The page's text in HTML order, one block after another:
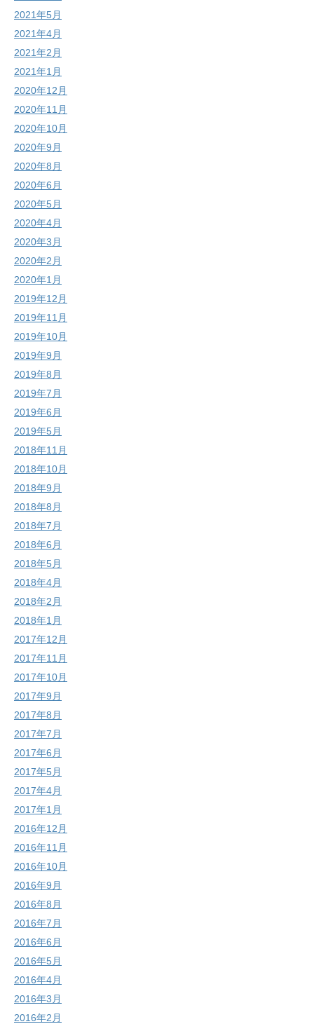
2021年5月
2021年4月
2021年2月
2021年1月
2020年12月
2020年11月
2020年10月
2020年9月
2020年8月
2020年6月
2020年5月
2020年4月
2020年3月
2020年2月
2020年1月
2019年12月
2019年11月
2019年10月
2019年9月
2019年8月
2019年7月
2019年6月
2019年5月
2018年11月
2018年10月
2018年9月
2018年8月
2018年7月
2018年6月
2018年5月
2018年4月
2018年2月
2018年1月
2017年12月
2017年11月
2017年10月
2017年9月
2017年8月
2017年7月
2017年6月
2017年5月
2017年4月
2017年1月
2016年12月
2016年11月
2016年10月
2016年9月
2016年8月
2016年7月
2016年6月
2016年5月
2016年4月
2016年3月
2016年2月